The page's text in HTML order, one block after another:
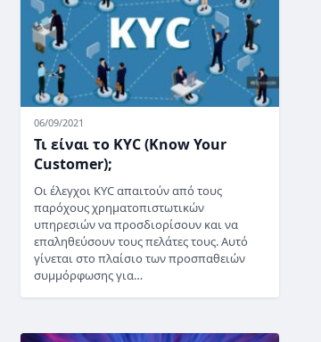
06/09/2021
Τι είναι το KYC (Know Your
Customer);
Οι έλεγχοι KYC απαιτούν από τους
παρόχους χρηματοπιστωτικών
υπηρεσιών να προσδιορίσουν και να
επαληθεύσουν τους πελάτες τους. Αυτό
γίνεται στο πλαίσιο των προσπαθειών
συμμόρφωσης για…